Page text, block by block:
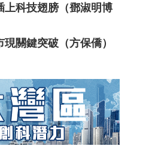
上科技翅膀（鄧淑明博
關鍵突破（方保僑）